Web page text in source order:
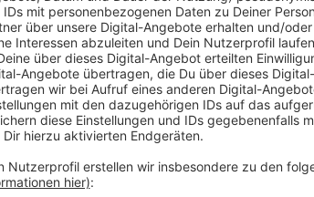
den NRW-Flughäfen in den
Standard waren, drohen jetzt
jetzt nochmal der Flughafen
oder auch Köln/Bonn abhebt,
Sicherheitskontrollen rechnen
irgendwie den Flieger zu
Anzeige